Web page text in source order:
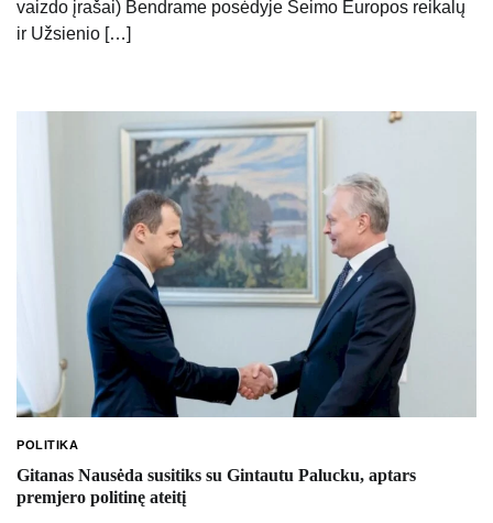
vaizdo įrašai) Bendrame posėdyje Seimo Europos reikalų
ir Užsienio […]
POLITIKA
Gitanas Nausėda susitiks su Gintautu Palucku, aptars
premjero politinę ateitį